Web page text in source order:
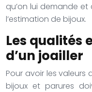
qu’on lui demande
l’estimation de bijoux.
Les qualités
d’un joailler
Pour avoir les valeurs
bijoux et parures